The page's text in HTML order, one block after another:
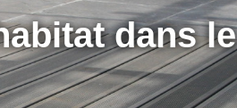
dans le